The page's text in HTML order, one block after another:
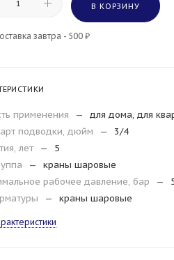
В КОРЗИНУ
завтра - 500 ₽
применения —
для дома, для
подводки, дюйм
—
3/4
лет
—
5
—
краны шаровые
рабочее давление, бар
—
— краны шаровые